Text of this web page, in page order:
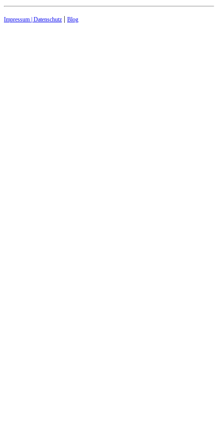
Impressum | Datenschutz | Blog